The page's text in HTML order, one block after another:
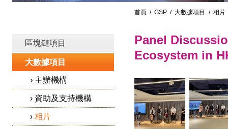
首頁 / GSP / 大數據項目 / 相片
區塊鏈項目
大數據項目
› 主辦機構
› 資助及支持機構
› 相片
Panel
Ecosystem in